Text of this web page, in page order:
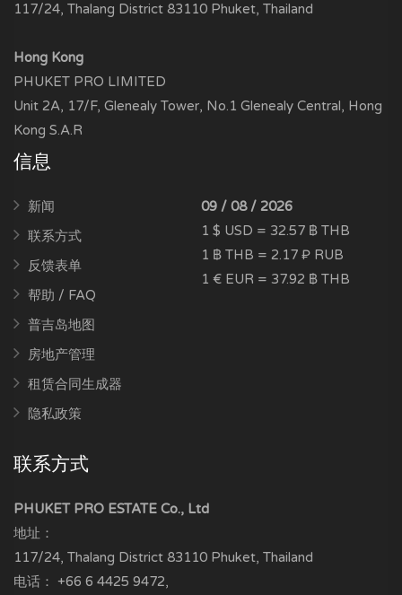
117/24, Thalang District 83110 Phuket, Thailand
Hong Kong
PHUKET PRO LIMITED
Unit 2A, 17/F, Glenealy Tower, No.1 Glenealy Central, Hong
Kong S.A.R
信息
新闻
联系方式
反馈表单
帮助 / FAQ
普吉岛地图
房地产管理
租赁合同生成器
隐私政策
09 / 08 / 2026
1 $ USD = 32.57 ฿ THB
1 ฿ THB = 2.17 ₽ RUB
1 € EUR = 37.92 ฿ THB
联系方式
PHUKET PRO ESTATE Co., Ltd
地址：
117/24, Thalang District 83110 Phuket, Thailand
电话： +66 6 4425 9472,